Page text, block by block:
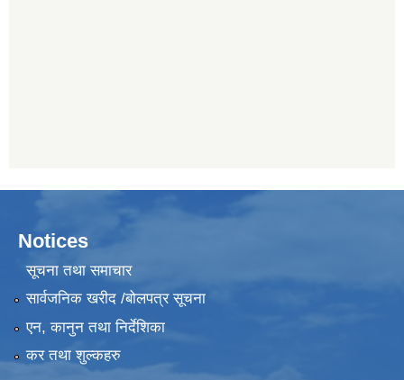
Notices
सूचना तथा समाचार
सार्वजनिक खरीद /बोलपत्र सूचना
एन, कानुन तथा निर्देशिका
कर तथा शुल्कहरु